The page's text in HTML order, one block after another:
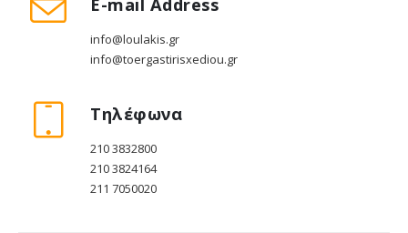
info@loulakis.gr
info@toergastirisxediou.gr
Τηλέφωνα
210 3832800
210 3824164
211 7050020